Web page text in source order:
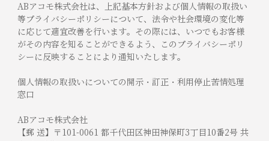
ABアコモ株式会社は、上記基本方針および個人情報の取扱い
等プライバシーポリシーについて、法令や社会環境の変化等
に応じて適宜改善を行います。その際には、いつでもお客様
がその内容を知ることができるよう、このプライバシーポリ
シーに反映することにより通知いたします。
個人情報の取扱いについての開示・訂正・利用停止苦情処理
窓口
ABアコモ株式会社
【郵 送】〒101-0061 都千代田区神田神保町3丁目10番2号 共